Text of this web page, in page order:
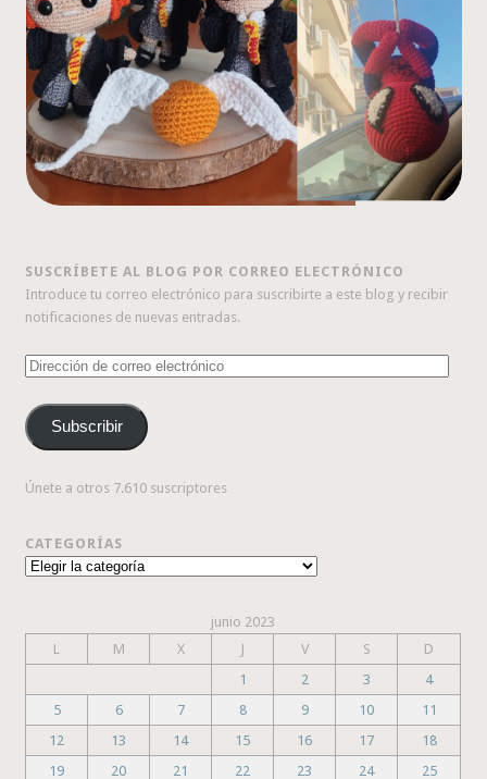
SUSCRÍBETE AL BLOG POR CORREO ELECTRÓNICO
Introduce tu correo electrónico para suscribirte a este blog y recibir
notificaciones de nuevas entradas.
Dirección
correo
electrónico
Subscribir
Únete a otros 7.610 suscriptores
CATEGORÍAS
Categorías
junio 2023
L
M X J V S
D
1
2 3
4
5
6 7 8 9 10
11
12
13 14 15 16 17
18
19
20 21 22 23 24
25